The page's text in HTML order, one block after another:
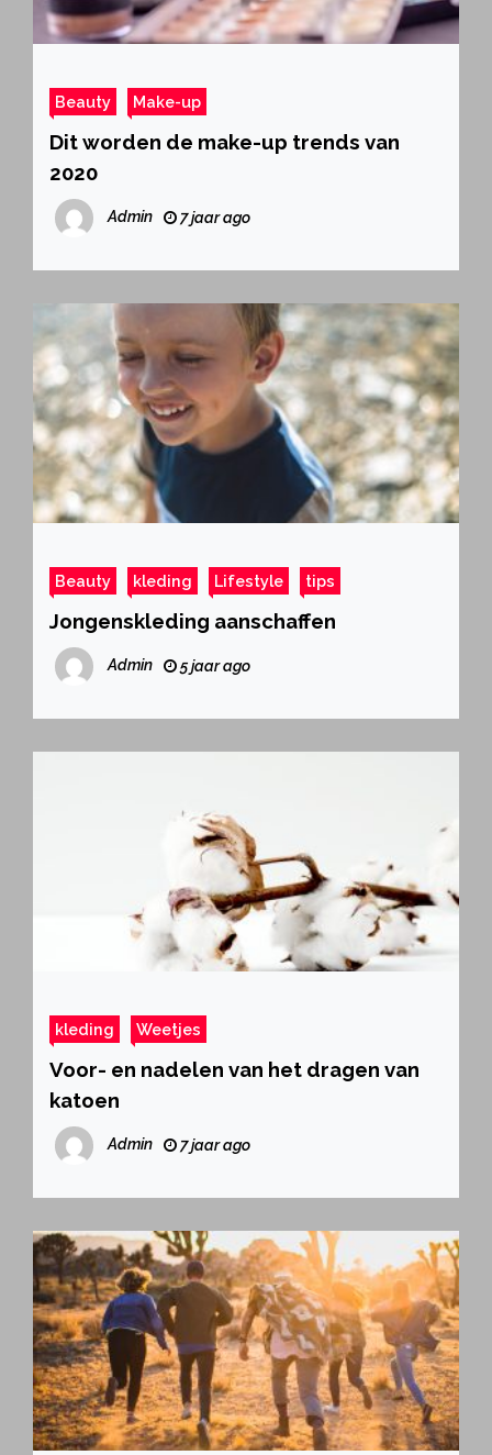
Beauty Make-up
Dit worden de make-up trends van
2020
Admin 7 jaar ago
Beauty kleding Lifestyle tips
Jongenskleding aanschaffen
Admin 5 jaar ago
kleding Weetjes
Voor- en nadelen van het dragen van
katoen
Admin 7 jaar ago